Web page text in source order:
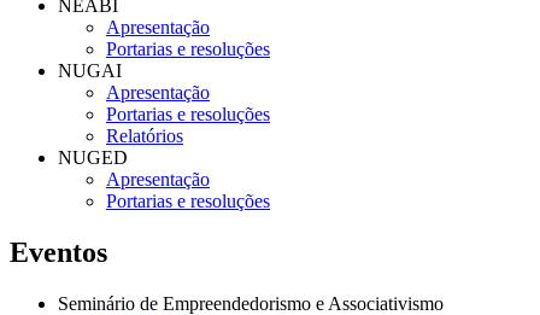
NEABI
Apresentação
Portarias e resoluções
NUGAI
Apresentação
Portarias e resoluções
Relatórios
NUGED
Apresentação
Portarias e resoluções
Eventos
Seminário de Empreendedorismo e Associativismo